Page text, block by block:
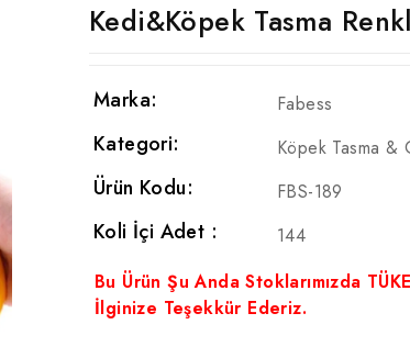
Kedi&Köpek Tasma
Marka: Fabess
Kategori: Köpek Tasma &
Ürün Kodu: FBS-189
Koli İçi Adet :
144
Bu Ürün Şu Anda Stoklarımızda
İlginize Teşekkür Ederiz.